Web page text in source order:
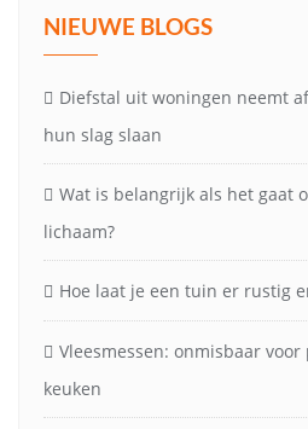
NIEUWE BLOGS
Diefstal uit woningen neemt
hun slag slaan
Wat is belangrijk als het gaat
lichaam?
Hoe laat je een tuin er rustig
Vleesmessen: onmisbaar
keuken